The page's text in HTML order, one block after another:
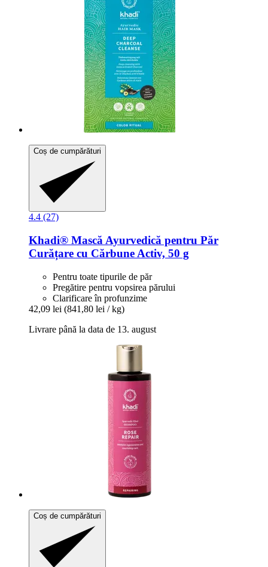
Coș de cumpărături
4.4 (27)
Khadi® Mască Ayurvedică pentru Păr
Curățare cu Cărbune Activ, 50 g
Pentru toate tipurile de păr
Pregătire pentru vopsirea părului
Clarificare în profunzime
42,09 lei (841,80 lei / kg)
Livrare până la data de 13. august
Coș de cumpărături